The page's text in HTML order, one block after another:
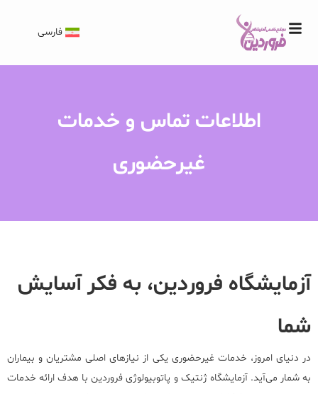
فارسی
اطلاعات تماس و خدمات
غیرحضوری
آزمایشگاه فروردین، به فکر آسایش
شما
در دنیای امروز، خدمات غیرحضوری یکی از نیازهای اصلی مشتریان و بیماران
به شمار می‌آید. آزمایشگاه ژنتیک و پاتوبیولوژی فروردین با هدف ارائه خدمات